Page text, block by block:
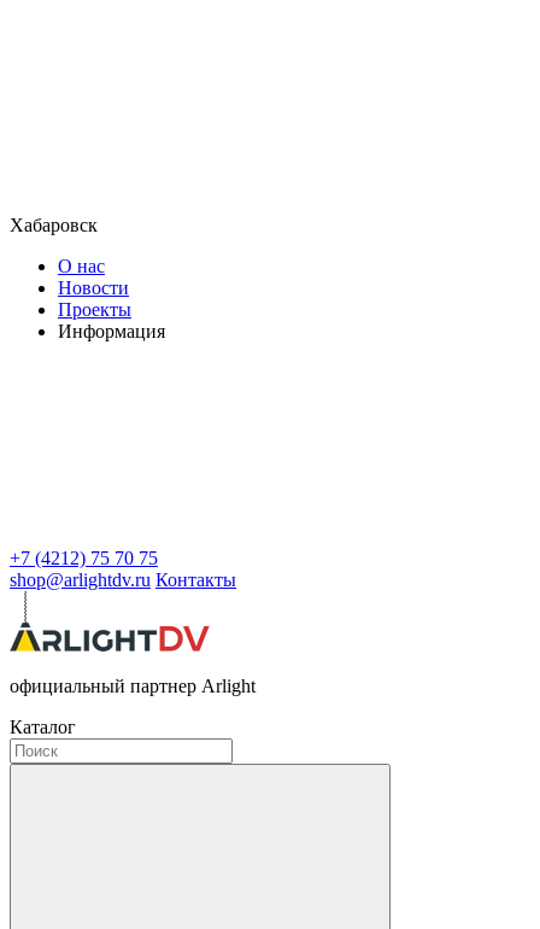
Хабаровск
О нас
Новости
Проекты
Информация
+7 (4212) 75 70 75
shop@arlightdv.ru Контакты
официальный партнер Arlight
Каталог